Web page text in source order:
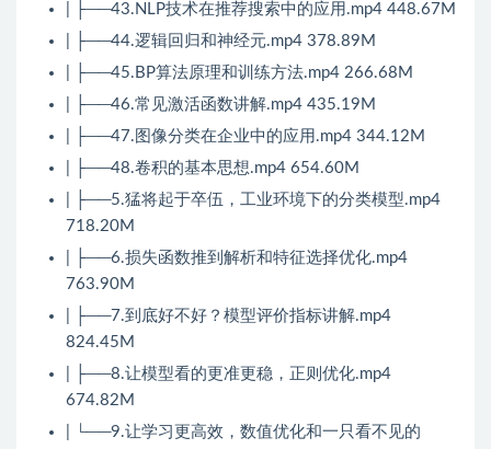
| ├──43.NLP技术在推荐搜索中的应用.mp4 448.67M
| ├──44.逻辑回归和神经元.mp4 378.89M
| ├──45.BP算法原理和训练方法.mp4 266.68M
| ├──46.常见激活函数讲解.mp4 435.19M
| ├──47.图像分类在企业中的应用.mp4 344.12M
| ├──48.卷积的基本思想.mp4 654.60M
| ├──5.猛将起于卒伍，工业环境下的分类模型.mp4
718.20M
| ├──6.损失函数推到解析和特征选择优化.mp4
763.90M
| ├──7.到底好不好？模型评价指标讲解.mp4
824.45M
| ├──8.让模型看的更准更稳，正则优化.mp4
674.82M
| └──9.让学习更高效，数值优化和一只看不见的